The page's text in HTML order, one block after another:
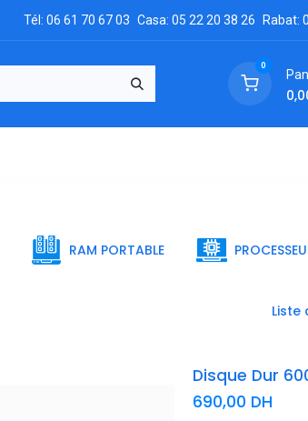
Tél: 06 61 70 67 03 Casa: 05 22 20 38 26 Rabat:
0
RAM PORTABLE
Liste
Disque Dur
690,00 DH